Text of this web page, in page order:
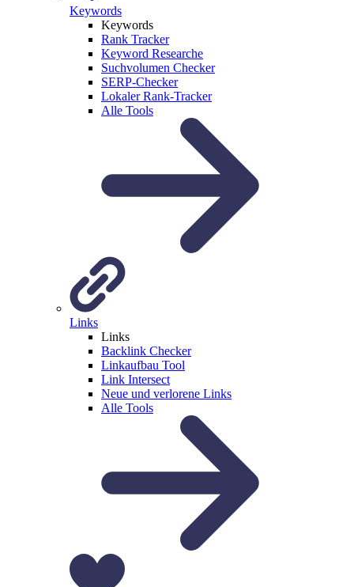
Keywords
Keywords
Rank Tracker
Keyword Researche
Suchvolumen Checker
SERP-Checker
Lokaler Rank-Tracker
Alle Tools
Links
Links
Backlink Checker
Linkaufbau Tool
Link Intersect
Neue und verlorene Links
Alle Tools